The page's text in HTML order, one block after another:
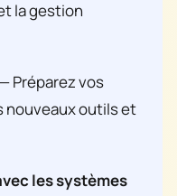
la gestion
— Préparez vos
nouveaux outils et
les systèmes